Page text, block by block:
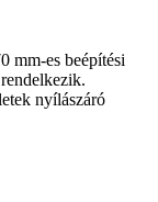
mm-es beépítési
nyílászáró